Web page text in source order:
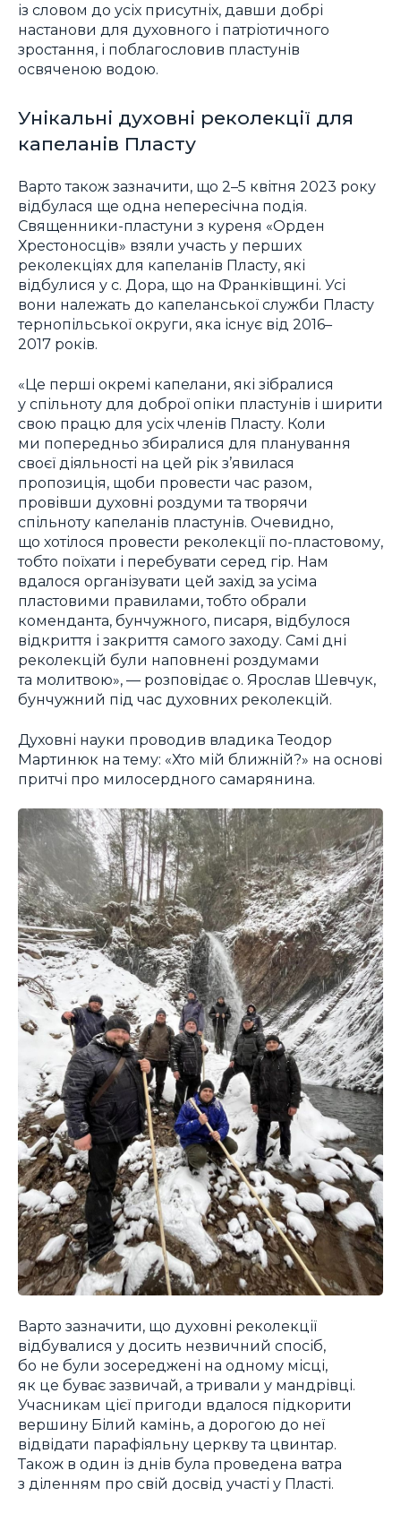
із словом до усіх присутніх, давши добрі
настанови для духовного і патріотичного
зростання, і поблагословив пластунів
освяченою водою.
Унікальні духовні реколекції для
капеланів Пласту
Варто також зазначити, що 2–5 квітня 2023 року
відбулася ще одна непересічна подія.
Священники-пластуни з куреня «Орден
Хрестоносців» взяли участь у перших
реколекціях для капеланів Пласту, які
відбулися у с. Дора, що на Франківщині. Усі
вони належать до капеланської служби Пласту
тернопільської округи, яка існує від 2016–
2017 років.
«Це перші окремі капелани, які зібралися
у спільноту для доброї опіки пластунів і ширити
свою працю для усіх членів Пласту. Коли
ми попередньо збиралися для планування
своєї діяльності на цей рік з’явилася
пропозиція, щоби провести час разом,
провівши духовні роздуми та творячи
спільноту капеланів пластунів. Очевидно,
що хотілося провести реколекції по-пластовому,
тобто поїхати і перебувати серед гір. Нам
вдалося організувати цей захід за усіма
пластовими правилами, тобто обрали
коменданта, бунчужного, писаря, відбулося
відкриття і закриття самого заходу. Самі дні
реколекцій були наповнені роздумами
та молитвою», — розповідає о. Ярослав Шевчук,
бунчужний під час духовних реколекцій.
Духовні науки проводив владика Теодор
Мартинюк на тему: «Хто мій ближній?» на основі
притчі про милосердного самарянина.
Варто зазначити, що духовні реколекції
відбувалися у досить незвичний спосіб,
бо не були зосереджені на одному місці,
як це буває зазвичай, а тривали у мандрівці.
Учасникам цієї пригоди вдалося підкорити
вершину Білий камінь, а дорогою до неї
відвідати парафіяльну церкву та цвинтар.
Також в один із днів була проведена ватра
з діленням про свій досвід участі у Пласті.